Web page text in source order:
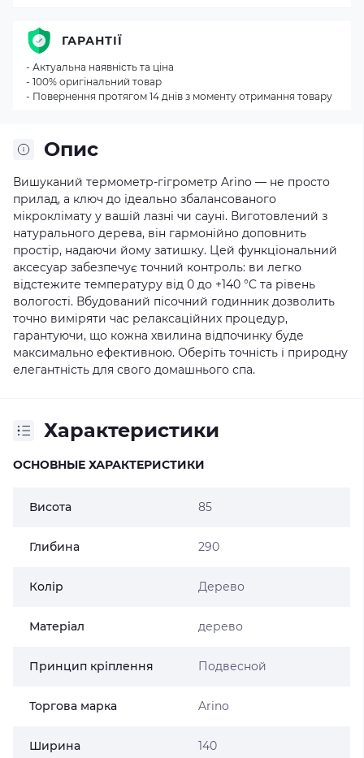
Опис
Вишуканий термометр-гігрометр Arino — не просто
прилад, а ключ до ідеально збалансованого
мікроклімату у вашій лазні чи сауні. Виготовлений з
натурального дерева, він гармонійно доповнить
простір, надаючи йому затишку. Цей функціональний
аксесуар забезпечує точний контроль: ви легко
відстежите температуру від 0 до +140 °C та рівень
вологості. Вбудований пісочний годинник дозволить
точно виміряти час релаксаційних процедур,
гарантуючи, що кожна хвилина відпочинку буде
максимально ефективною. Оберіть точність і природну
елегантність для свого домашнього спа.
Характеристики
ОСНОВНЫЕ ХАРАКТЕРИСТИКИ
Висота 85
Глибина 290
Колір Дерево
Матеріал дерево
Принцип кріплення Подвесной
Торгова марка Arino
Ширина 140
ГАРАНТІЇ
- Актуальна наявність та ціна
- 100% оригінальний товар
- Повернення протягом 14 днів з моменту отримання товару